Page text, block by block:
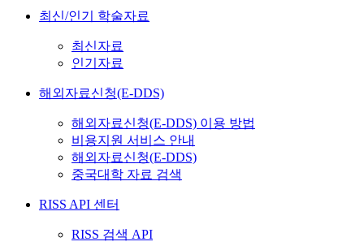
최신/인기 학술자료
최신자료
인기자료
해외자료신청(E-DDS)
해외자료신청(E-DDS) 이용 방법
비용지원 서비스 안내
해외자료신청(E-DDS)
중국대학 자료 검색
RISS API 센터
RISS 검색 API